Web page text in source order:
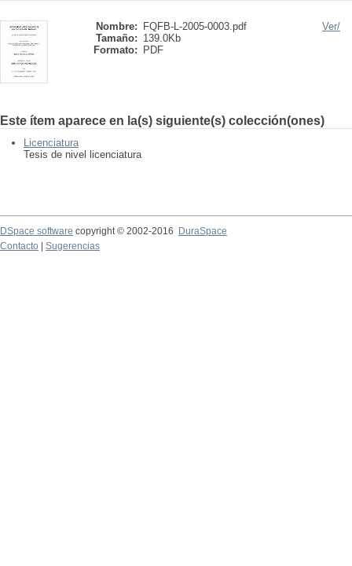
Nombre:
FQFB-L-2005-0003.pdf
Tamaño: 139.0Kb
Formato:
PDF
Ver/
Este ítem aparece en la(s) siguiente(s) colección(ones)
Licenciatura
Tesis de nivel licenciatura
DSpace software copyright © 2002-2016
DuraSpace
Contacto
Sugerencias